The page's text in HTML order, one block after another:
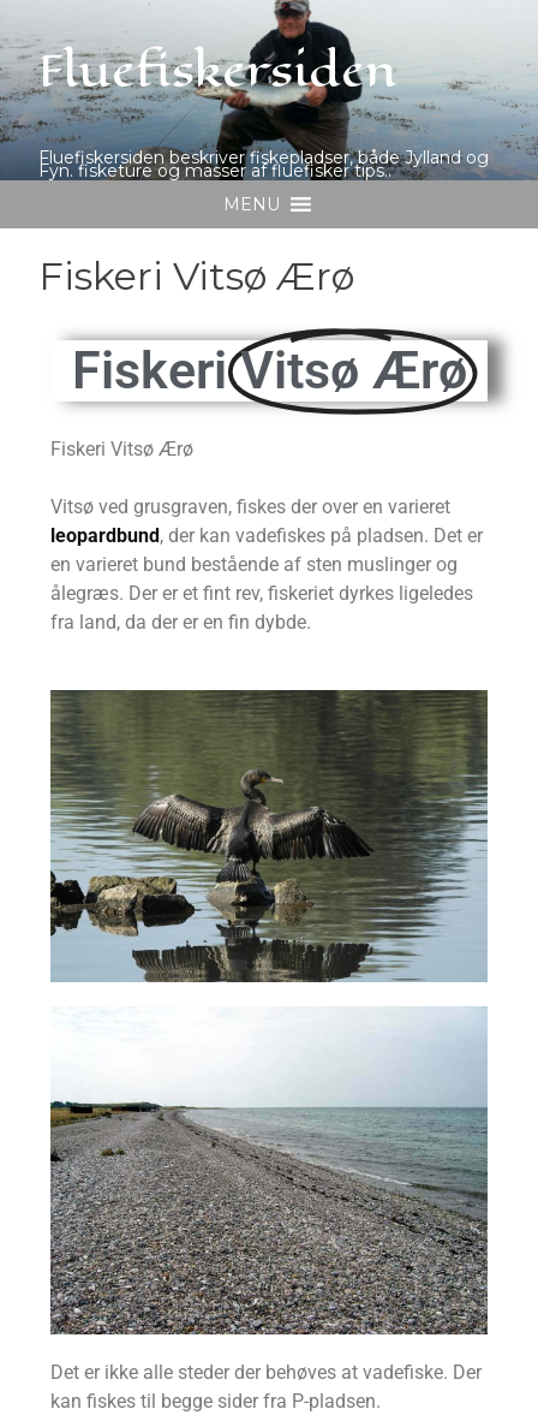
Fluefiskersiden
Fluefiskersiden beskriver fiskepladser, både Jylland og
Fyn. fisketure og masser af fluefisker tips..
MENU
Fiskeri Vitsø Ærø
Fiskeri Vitsø Ærø
Fiskeri Vitsø Ærø
Vitsø ved grusgraven, fiskes der over en varieret
leopardbund , der kan vadefiskes på pladsen. Det er
en varieret bund bestående af sten muslinger og
ålegræs. Der er et fint rev, fiskeriet dyrkes ligeledes
fra land, da der er en fin dybde.
Det er ikke alle steder der behøves at vadefiske. Der
kan fiskes til begge sider fra P-pladsen.